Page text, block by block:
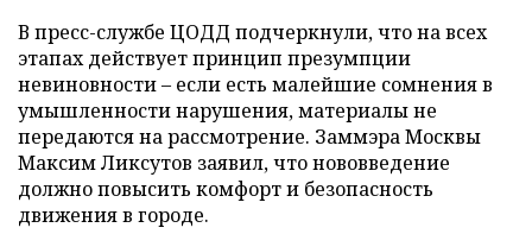
В пресс-службе ЦОДД подчеркнули, что на всех
этапах действует принцип презумпции
невиновности – если есть малейшие сомнения в
умышленности нарушения, материалы не
передаются на рассмотрение. Заммэра Москвы
Максим Ликсутов заявил, что нововведение
должно повысить комфорт и безопасность
движения в городе.